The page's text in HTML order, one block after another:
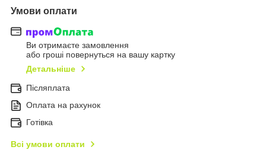
Умови оплати
Ви отримаєте замовлення
або гроші повернуться на вашу картку
Детальніше
Післяплата
Оплата на рахунок
Готівка
Всі умови оплати